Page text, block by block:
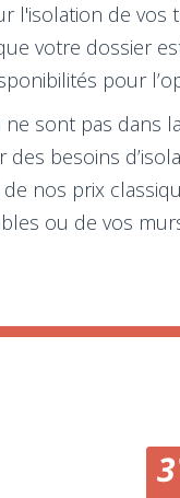
l'isolation de
votre
pour
sont pas dans
des besoins
nos prix
ou de vos